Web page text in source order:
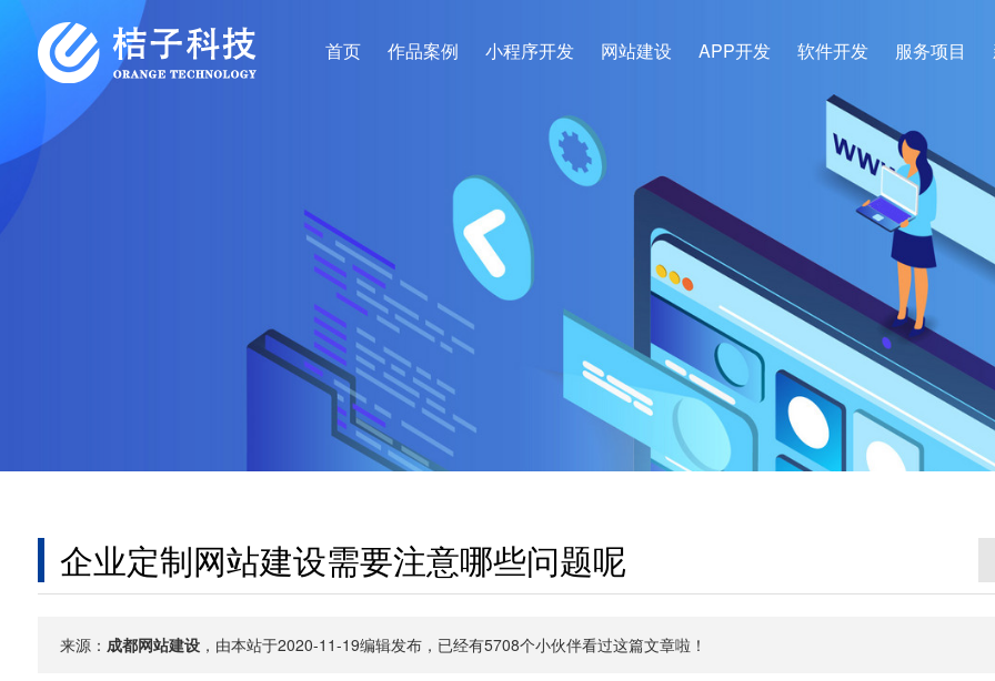
首页 作品案例 小程序开发 网站建设 APP开发 软件开发 服务项目
企业定制网站建设需要注意哪些问题呢
来源： 成都网站建设，由本站于2020-11-19编辑发布，已经有5708个小伙伴看过这篇文章啦！